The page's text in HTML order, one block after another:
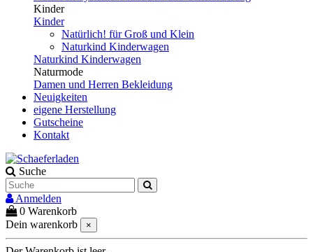
Kinder
Kinder
Natürlich! für Groß und Klein
Naturkind Kinderwagen
Naturkind Kinderwagen
Naturmode
Damen und Herren Bekleidung
Neuigkeiten
eigene Herstellung
Gutscheine
Kontakt
Suche
Anmelden
0 Warenkorb
Dein warenkorb
×